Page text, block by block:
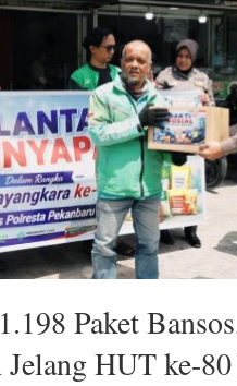
Paket
HUT ke-